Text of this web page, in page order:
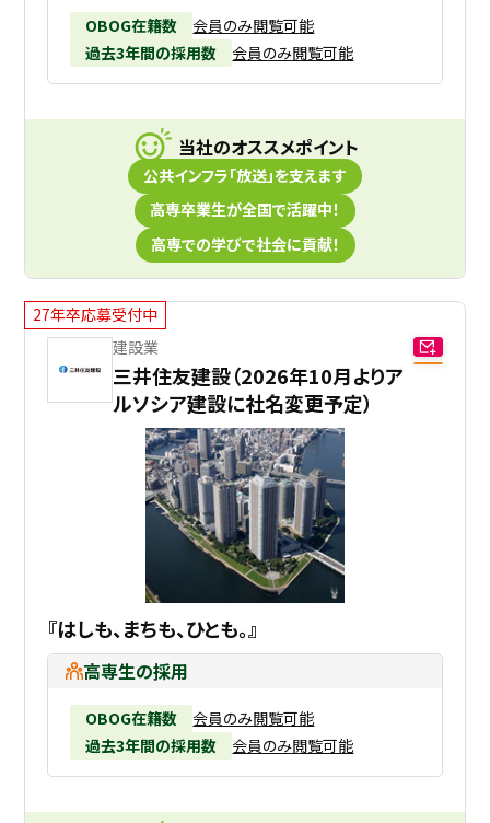
OBOG在籍数
会員のみ閲覧可能
過去3年間の採用数
会員のみ閲覧可能
当社のオススメポイント
公共インフラ「放送」を支えます
高専卒業生が全国で活躍中！
高専での学びで社会に貢献！
27年卒応募受付中
建設業
三井住友建設（2026年10月よりア
ルソシア建設に社名変更予定）
『はしも、まちも、ひとも。』
高専生の採用
OBOG在籍数
会員のみ閲覧可能
過去3年間の採用数
会員のみ閲覧可能